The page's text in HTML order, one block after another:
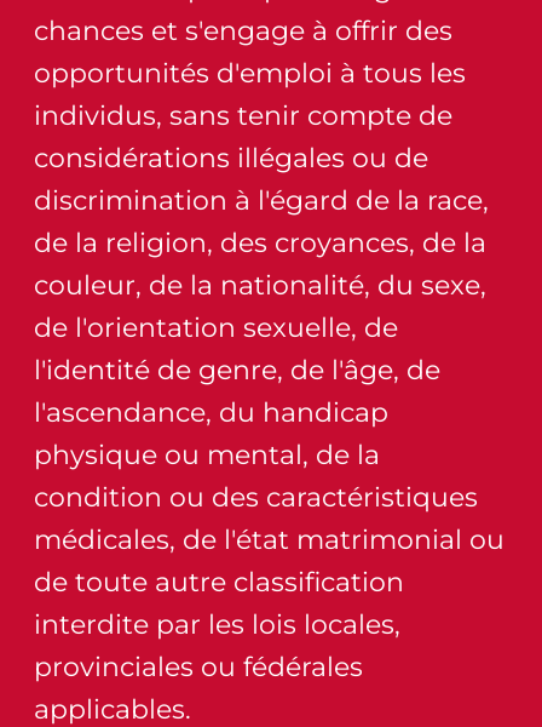
chances et s'engage à offrir des
opportunités d'emploi à tous les
individus, sans tenir compte de
considérations illégales ou de
discrimination à l'égard de la race,
de la religion, des croyances, de la
couleur, de la nationalité, du sexe,
de l'orientation sexuelle, de
l'identité de genre, de l'âge, de
l'ascendance, du handicap
physique ou mental, de la
condition ou des caractéristiques
médicales, de l'état matrimonial ou
de toute autre classification
interdite par les lois locales,
provinciales ou fédérales
applicables.